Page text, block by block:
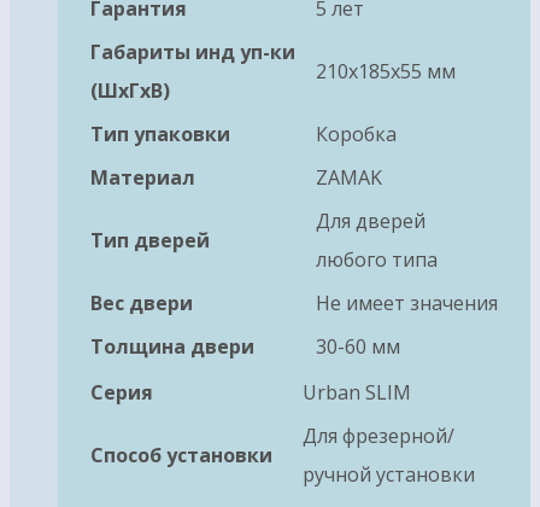
Гарантия
5 лет
Габариты инд уп-ки
(ШхГхВ)
210x185x55 мм
Тип упаковки
Коробка
Материал
ZAMAK
Тип дверей
Для дверей
любого типа
Вес двери
Не имеет значения
Толщина двери
30-60 мм
Серия
Urban SLIM
Способ установки
Для фрезерной/
ручной установки